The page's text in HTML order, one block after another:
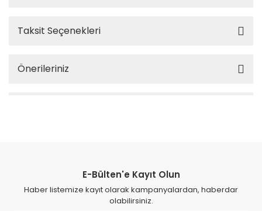
Taksit Seçenekleri
Önerileriniz
E-Bülten'e Kayıt Olun
Haber listemize kayıt olarak kampanyalardan, haberdar
olabilirsiniz.